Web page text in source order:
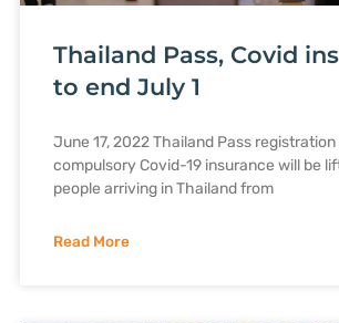
Thailand Pass, Covid
to end July 1
June 17, 2022 Thailand Pass registration
compulsory Covid-19 insurance will be
people arriving in Thailand from
Read More